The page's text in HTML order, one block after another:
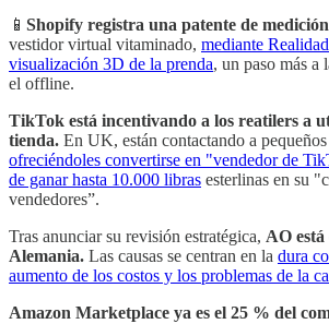
📱 Shopify registra una patente de
vestidor virtual vitaminado, mediante
visualización 3D de la prenda, un paso más a
el offline.
TikTok está incentivando a los reatilers a
tienda. En UK, están contactando a
ofreciéndoles convertirse en "vendedor de
de ganar hasta 10.000 libras esterlinas en su
vendedores”.
Tras anunciar su revisión estratégica, AO
Alemania. Las causas se centran en la dura
aumento de los costos y los problemas de la
Amazon Marketplace ya es el 25 % del